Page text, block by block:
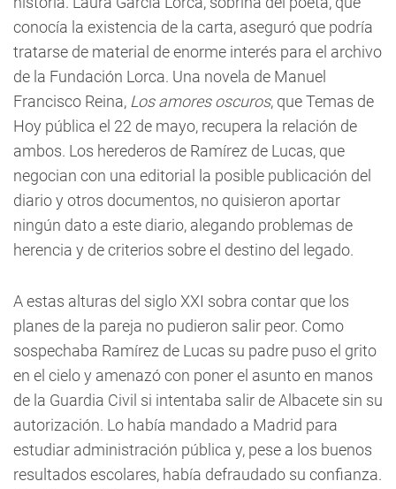
conocía la existencia de la carta, aseguró que podría
tratarse de material de enorme interés para el archivo
de la Fundación Lorca. Una novela de Manuel
Francisco Reina, Los amores oscuros, que Temas de
Hoy pública el 22 de mayo, recupera la relación de
ambos. Los herederos de Ramírez de Lucas, que
negocian con una editorial la posible publicación del
diario y otros documentos, no quisieron aportar
ningún dato a este diario, alegando problemas de
herencia y de criterios sobre el destino del legado.
A estas alturas del siglo XXI sobra contar que los
planes de la pareja no pudieron salir peor. Como
sospechaba Ramírez de Lucas su padre puso el grito
en el cielo y amenazó con poner el asunto en manos
de la Guardia Civil si intentaba salir de Albacete sin su
autorización. Lo había mandado a Madrid para
estudiar administración pública y, pese a los buenos
resultados escolares, había defraudado su confianza.